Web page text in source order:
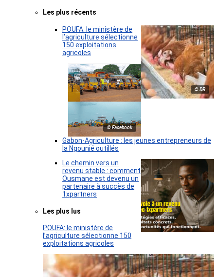
Les plus récents
© DR
POUFA: le ministère de
l’agriculture sélectionne
150 exploitations
agricoles
© Facebook
Gabon-Agriculture : les jeunes entrepreneurs de
la Ngounié outillés
Le chemin vers un
revenu stable : comment
Ousmane est devenu un
partenaire à succès de
1xpartners
Les plus lus
POUFA: le ministère de
l’agriculture sélectionne 150
exploitations agricoles